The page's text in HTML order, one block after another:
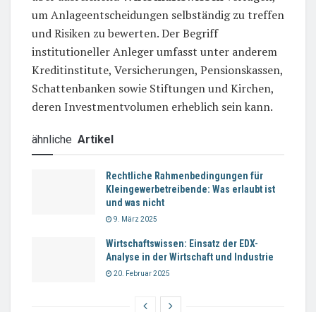
um Anlageentscheidungen selbständig zu treffen
und Risiken zu bewerten. Der Begriff
institutioneller Anleger umfasst unter anderem
Kreditinstitute, Versicherungen, Pensionskassen,
Schattenbanken sowie Stiftungen und Kirchen,
deren Investmentvolumen erheblich sein kann.
ähnliche Artikel
Rechtliche Rahmenbedingungen für
Kleingewerbetreibende: Was erlaubt ist
und was nicht
9. März 2025
Wirtschaftswissen: Einsatz der EDX-
Analyse in der Wirtschaft und Industrie
20. Februar 2025